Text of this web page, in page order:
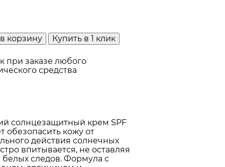
корзину Купить в 1 клик
при заказе любого
средства
солнцезащитный крем SPF
обезопасить кожу от
действия солнечных
впитывается, не оставляя
белых следов. Формула с